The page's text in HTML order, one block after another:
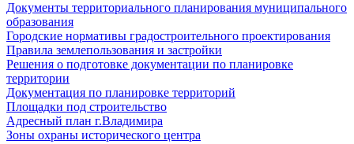
Документы территориального планирования муниципального
образования
Городские нормативы градостроительного проектирования
Правила землепользования и застройки
Решения о подготовке документации по планировке
территории
Документация по планировке территорий
Площадки под строительство
Адресный план г.Владимира
Зоны охраны исторического центра